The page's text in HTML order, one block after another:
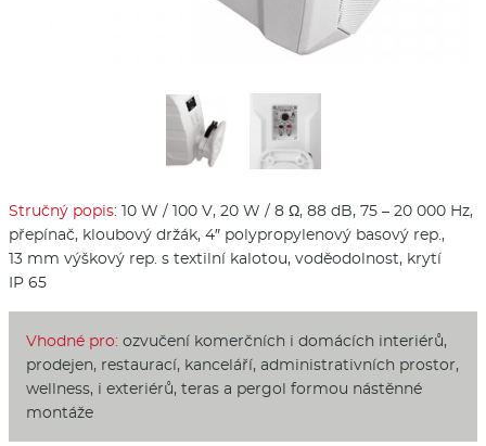
Stručný popis: 10 W / 100 V, 20 W / 8 Ω, 88 dB, 75 – 20 000 Hz,
přepínač, kloubový držák, 4″ polypropylenový basový rep.,
13 mm výškový rep. s textilní kalotou, voděodolnost, krytí
IP 65
Vhodné pro: ozvučení komerčních i domácích interiérů,
prodejen, restaurací, kanceláří, administrativních prostor,
wellness, i exteriérů, teras a pergol formou nástěnné
montáže